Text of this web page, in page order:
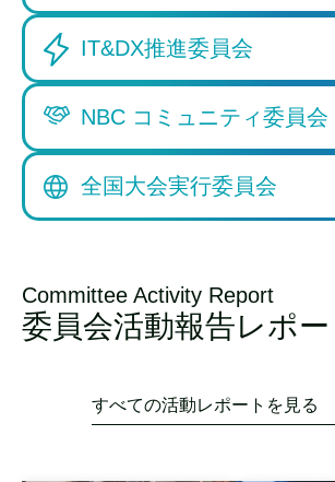
IT&DX推進委員会
NBC コミュニティ委員会
全国大会実行委員会
Committee Activity Report
委員会活動報告レポー
すべての活動レポートを見る